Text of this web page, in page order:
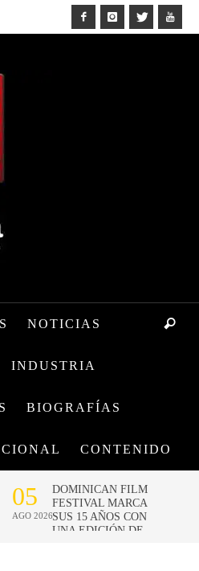
NOTICIAS
INDUSTRIA
BIOGRAFÍAS
CONTENIDO